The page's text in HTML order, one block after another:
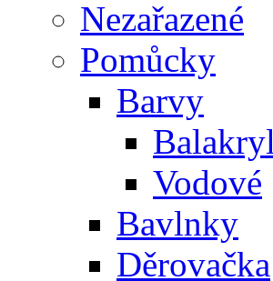
Nezařazené
Pomůcky
Barvy
Balakryl
Vodové
Bavlnky
Děrovačka